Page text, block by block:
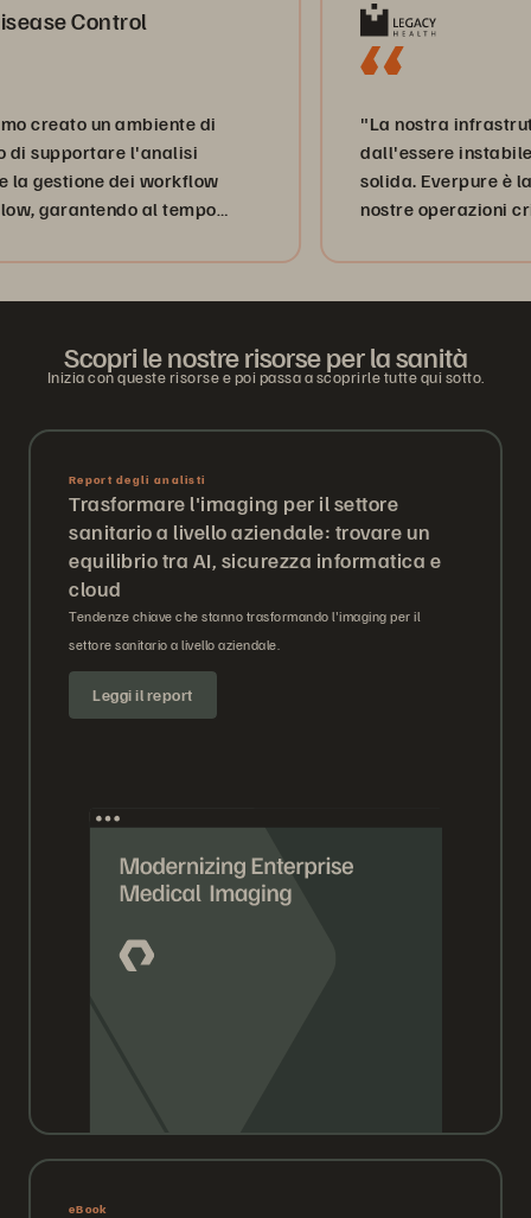
Control
un ambiente di
l'analisi
dei workflow
al tempo
"La nostra infrastruttura
dall'essere instabile a
solida. Everpure è la
nostre operazioni
Scopri le nostre risorse per la sanità
Inizia con queste risorse e poi passa a scoprirle tutte qui sotto.
Report degli analisti
Trasformare l'imaging per il settore
sanitario a livello aziendale: trovare un
equilibrio tra AI, sicurezza informatica e
cloud
Tendenze chiave che stanno trasformando l'imaging per il
settore sanitario a livello aziendale.
Leggi il report
eBook